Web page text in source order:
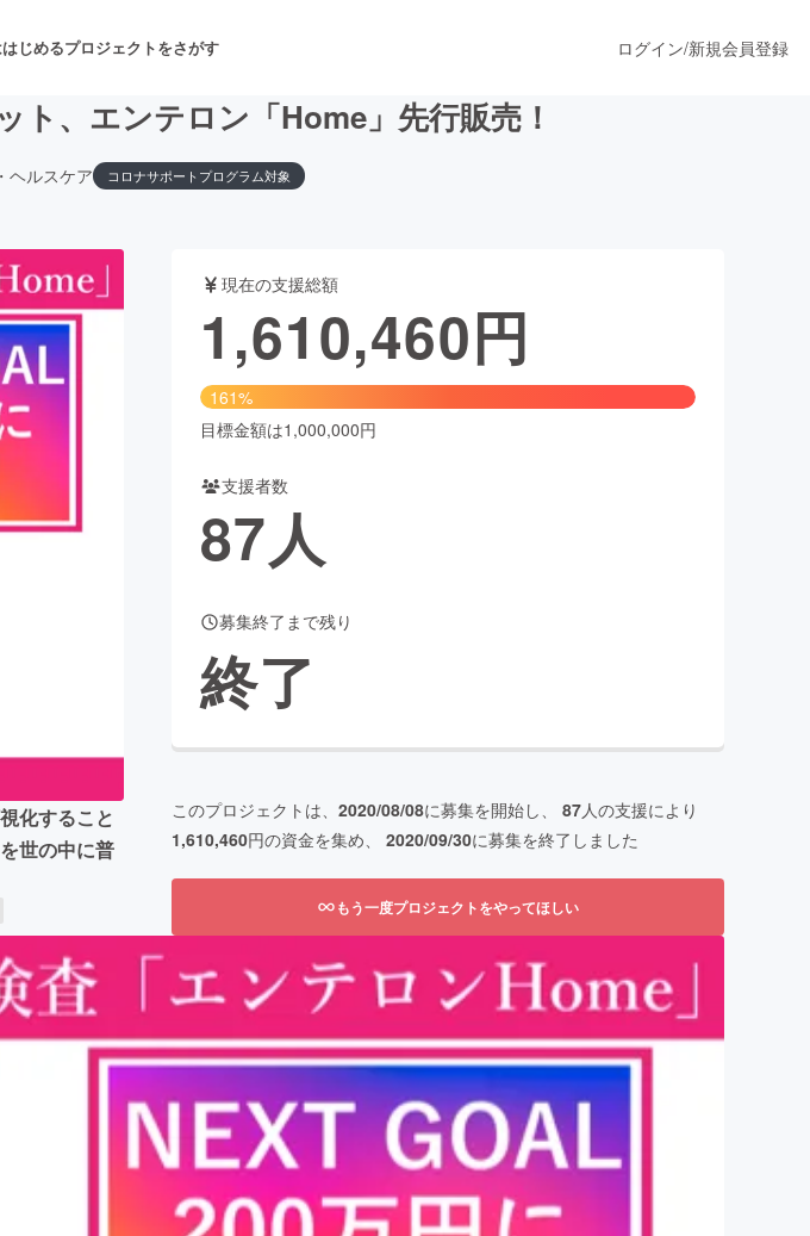
はじめるプロジェクトをさがす
舞台・パフォーマンス
ファッション
ビューティー・ヘルスケア
ログイン/新規会員登録
ト、エンテロン「Home」先行販売！
ヘルスケア コロナサポートプログラム対象
化すること
世の中に普
現在の支援総額
1,610,460円
161%
目標金額は1,000,000円
支援者数
87人
募集終了まで残り
終了
このプロジェクトは、 2020/08/08に募集を開始し、 87人の支援により
1,610,460円の資金を集め、 2020/09/30に募集を終了しました
もう一度プロジェクトをやってほしい